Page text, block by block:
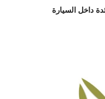
داخل السيارة